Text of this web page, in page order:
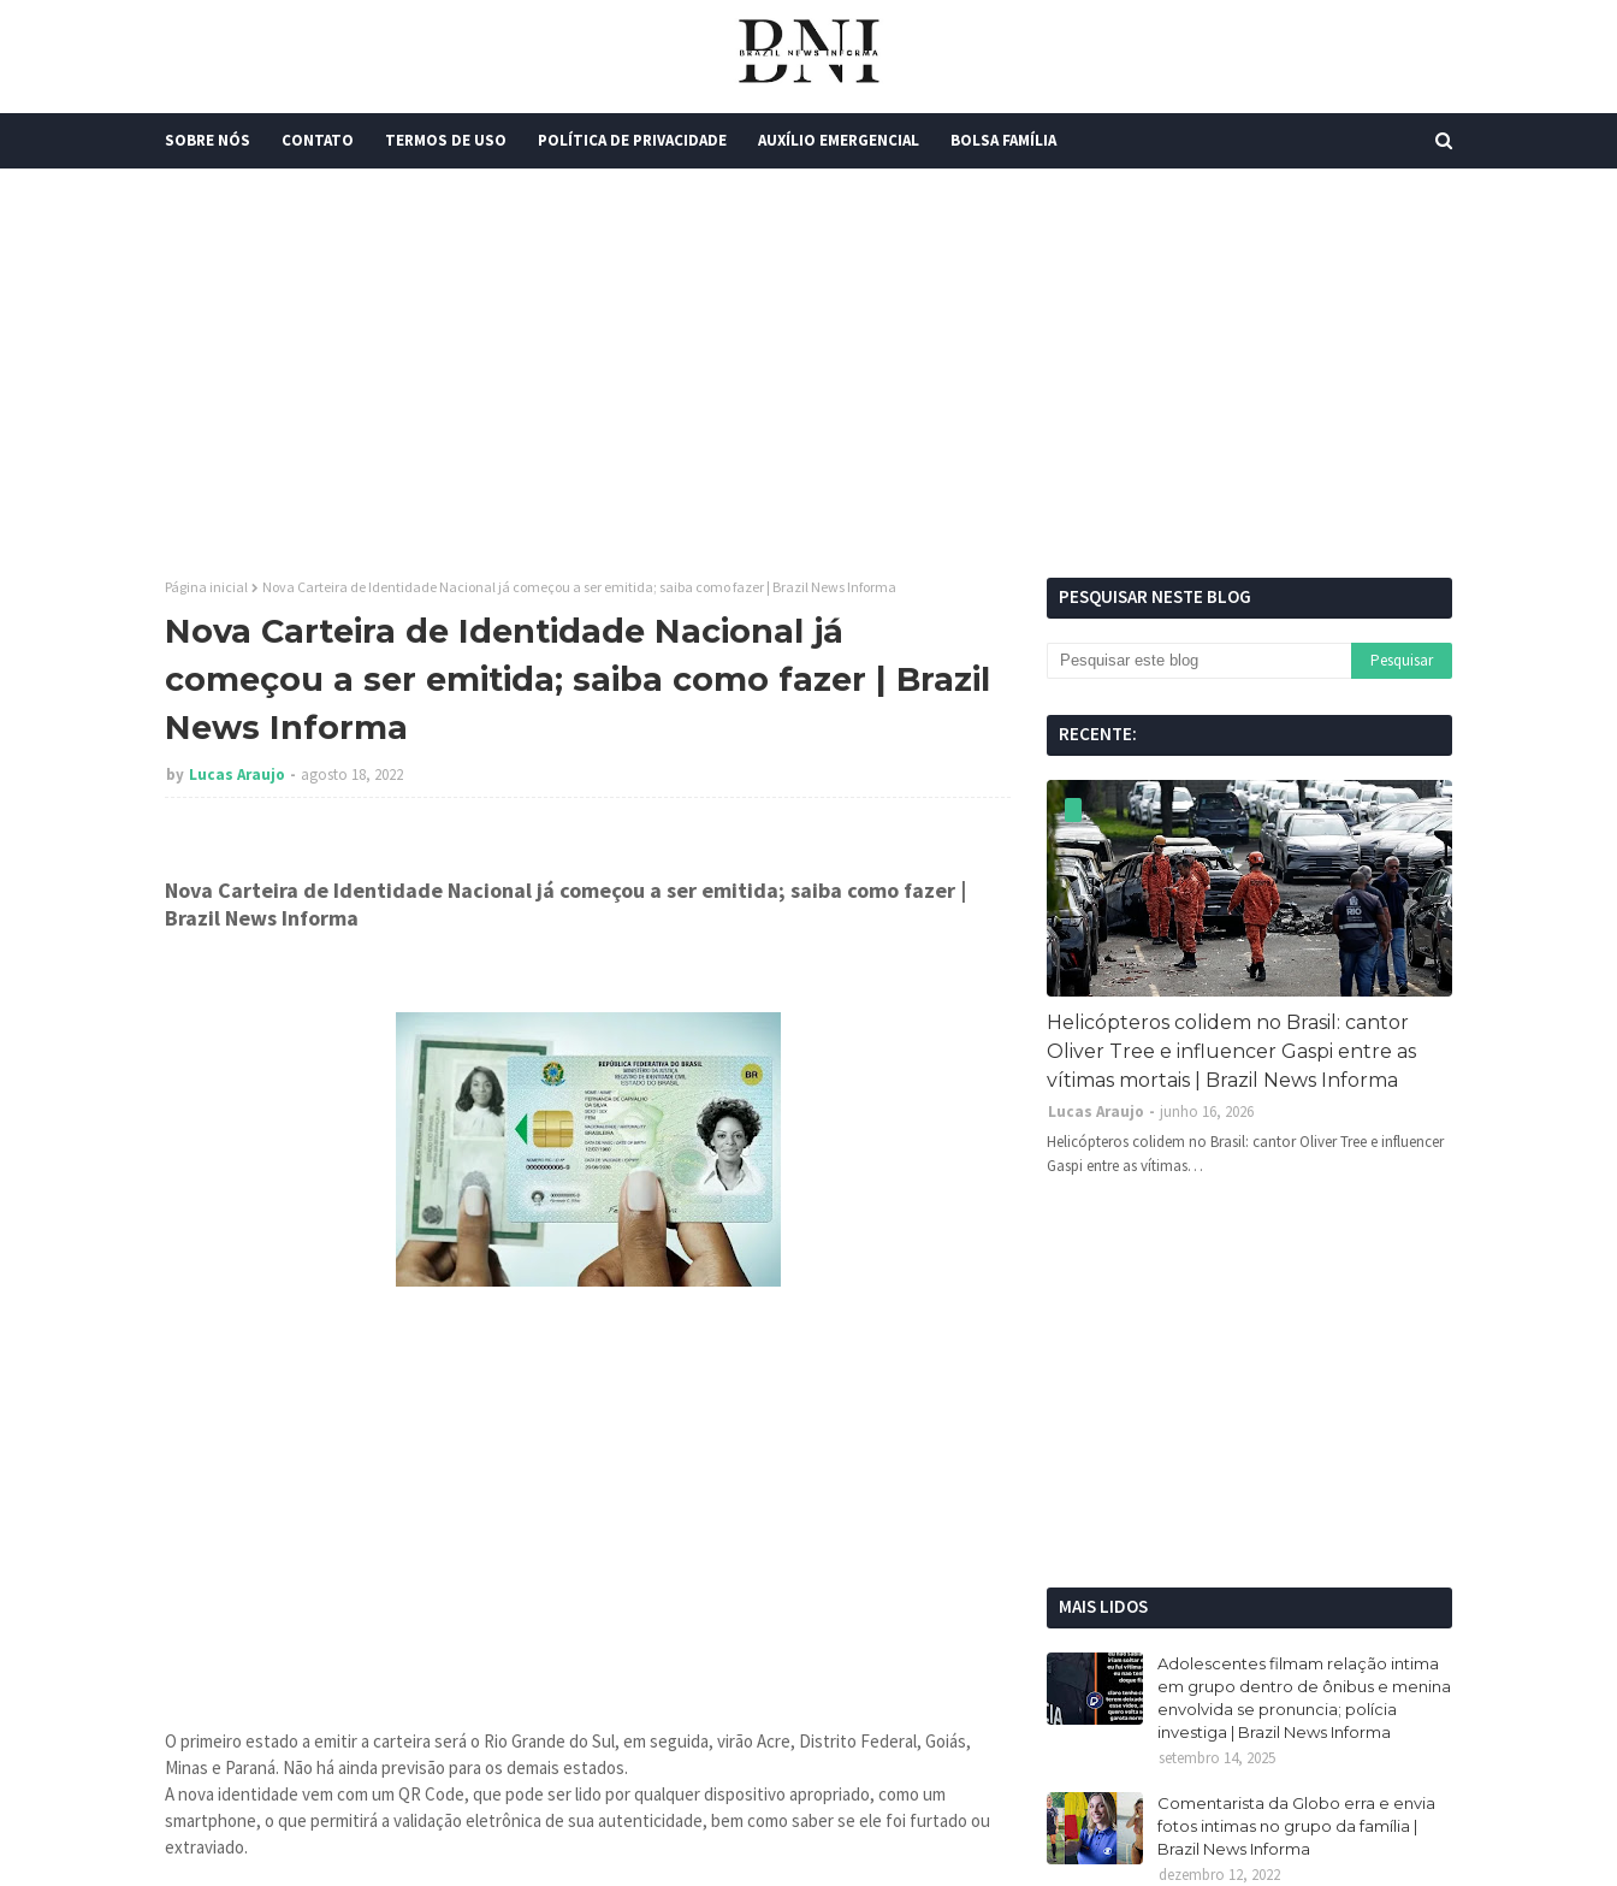
SOBRE NÓS CONTATO TERMOS DE USO POLÍTICA DE PRIVACIDADE AUXÍLIO EMERGENCIAL BOLSA FAMÍLIA
Página inicial Nova Carteira de Identidade Nacional já começou a ser emitida; saiba como fazer | Brazil News Informa
Nova Carteira de Identidade Nacional já
começou a ser emitida; saiba como fazer | Brazil
News Informa
by Lucas Araujo agosto 18, 2022
Nova Carteira de Identidade Nacional já começou a ser emitida; saiba como fazer |
Brazil News Informa
O primeiro estado a emitir a carteira será o Rio Grande do Sul, em seguida, virão Acre, Distrito Federal, Goiás,
Minas e Paraná. Não há ainda previsão para os demais estados.
A nova identidade vem com um QR Code, que pode ser lido por qualquer dispositivo apropriado, como um
smartphone, o que permitirá a validação eletrônica de sua autenticidade, bem como saber se ele foi furtado ou
extraviado.
PESQUISAR NESTE BLOG
RECENTE:
Helicópteros colidem no Brasil: cantor
Oliver Tree e influencer Gaspi entre as
vítimas mortais | Brazil News Informa
Lucas Araujo
junho 16, 2026
Helicópteros colidem no Brasil: cantor Oliver Tree e influencer
Gaspi entre as vítimas…
MAIS LIDOS
Adolescentes filmam relação intima
em grupo dentro de ônibus e menina
envolvida se pronuncia; polícia
investiga | Brazil News Informa
setembro 14, 2025
Comentarista da Globo erra e envia
fotos intimas no grupo da família |
Brazil News Informa
dezembro 12, 2022